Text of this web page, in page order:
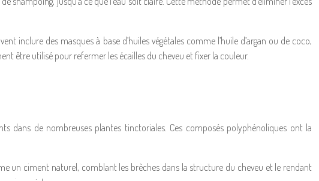
inclure des masques à base d’huiles végétales comme l’huile d’argan ou de coco,
être utilisé pour refermer les écailles du cheveu et fixer la couleur.
dans de nombreuses plantes tinctoriales. Ces composés polyphénoliques ont la
un ciment naturel, comblant les brèches dans la structure du cheveu et le rendant